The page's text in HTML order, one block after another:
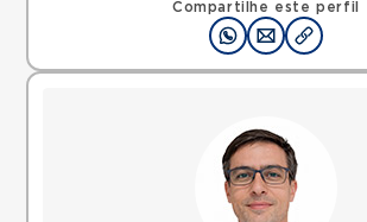
Compartilhe este perfil